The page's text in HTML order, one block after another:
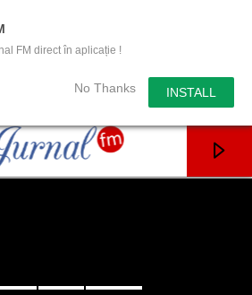
FM direct în aplicație !
No Thanks INSTALL